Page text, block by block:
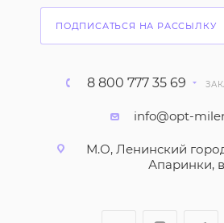
ПОДПИСАТЬСЯ НА РАССЫЛКУ
8 800 777 35 69
info@opt-
М.О, Ленинский
Апаринки,